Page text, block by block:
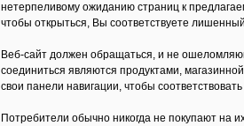
нетерпеливому ожиданию страниц к
чтобы открыться, Вы соответствуете
Веб-сайт должен обращаться, и не
соединиться являются продуктами,
свои панели навигации, чтобы
Потребители обычно никогда не покупают на